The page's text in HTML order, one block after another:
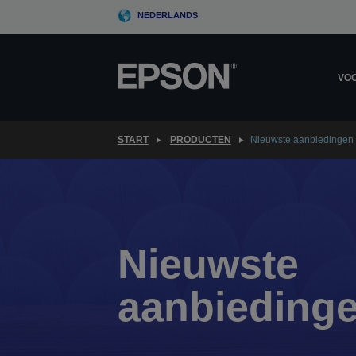
NEDERLANDS
START PRODUCTEN Nieuwste aanbiedingen
Nieuwste